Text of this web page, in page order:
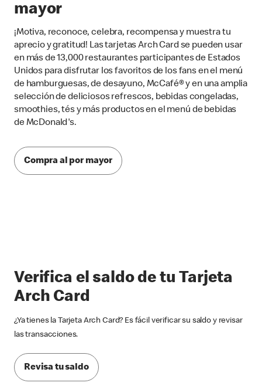
mayor
¡Motiva, reconoce, celebra, recompensa y muestra tu
aprecio y gratitud! Las tarjetas Arch Card se pueden usar
en más de 13,000 restaurantes participantes de Estados
Unidos para disfrutar los favoritos de los fans en el menú
de hamburguesas, de desayuno, McCafé® y en una amplia
selección de deliciosos refrescos, bebidas congeladas,
smoothies, tés y más productos en el menú de bebidas
de McDonald's.
Compra al por mayor
Verifica el saldo de tu Tarjeta
Arch Card
¿Ya tienes la Tarjeta Arch Card? Es fácil verificar su saldo y revisar
las transacciones.
Revisa tu saldo